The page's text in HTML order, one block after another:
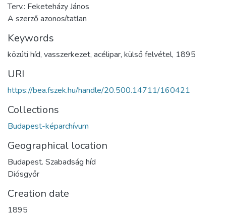
Terv.: Feketeházy János
A szerző azonosítatlan
Keywords
közúti híd, vasszerkezet, acélipar, külső felvétel, 1895
URI
https://bea.fszek.hu/handle/20.500.14711/160421
Collections
Budapest-képarchívum
Geographical location
Budapest. Szabadság híd
Diósgyőr
Creation date
1895